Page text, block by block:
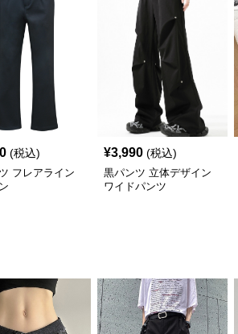
(税込)
フレアライン
¥3,990 (税込)
黒パンツ 立体デザイン
ワイドパンツ